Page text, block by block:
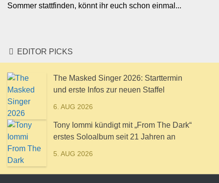
Sommer stattfinden, könnt ihr euch schon einmal...
EDITOR PICKS
The Masked Singer 2026: Starttermin
und erste Infos zur neuen Staffel
6. AUG 2026
Tony Iommi kündigt mit „From The Dark“
erstes Soloalbum seit 21 Jahren an
5. AUG 2026